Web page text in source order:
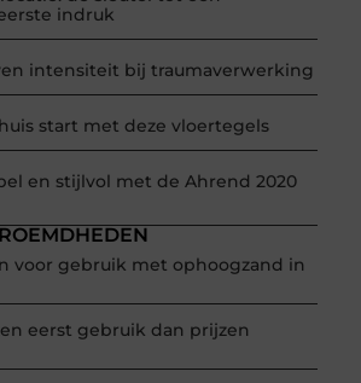
indruk
intensiteit bij traumaverwerking
start met deze vloertegels
en stijlvol met de Ahrend 2020
voor gebruik met ophoogzand in
eerst gebruik dan prijzen